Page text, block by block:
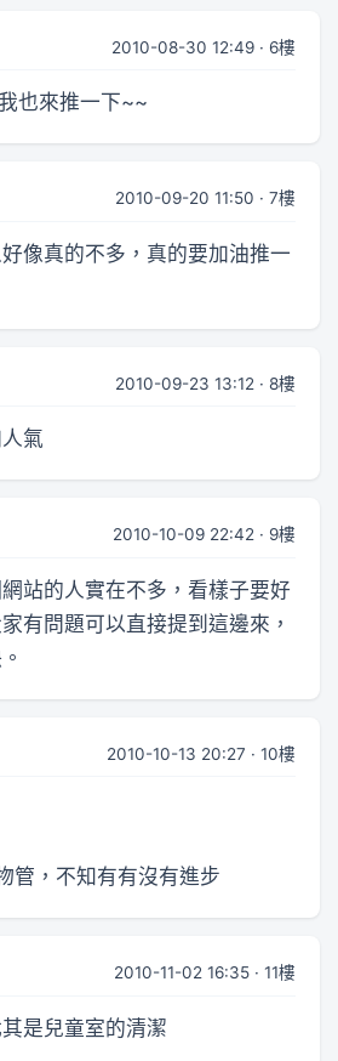
2010-08-30 12:49 · 6樓
也來推一下~~
2010-09-20 11:50 · 7樓
像真的不多，真的要加油推一
2010-09-23 13:12 · 8樓
氣
2010-10-09 22:42 · 9樓
站的人實在不多，看樣子要好
有問題可以直接提到這邊來，
2010-10-13 20:27 · 10樓
管，不知有有沒有進步
2010-11-02 16:35 · 11樓
是兒童室的清潔